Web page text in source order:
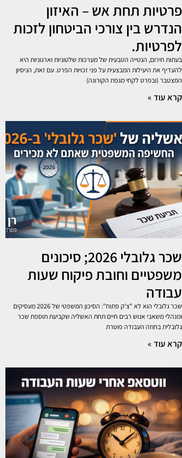
פרטיות תחת אש – האיזון
הנדרש בין צורכי הביטחון לזכות
לפרטיות.
בעתות חירום, הנטייה הטבעית של מערכות שלטוניות וארגוניות היא
להעדיף את היעילות המבצעית על פני זכויות הפרט. עם זאת, הניסיון
המצטבר (ובפרט לקחי מגפת הקורונה)
קרא עוד »
שכר גלובלי 2026; סיכונים
משפטיים וחובת פיקוח שעות
עבודה
שכר גלובלי הוא לא "צ'ק פתוח": הסיכון המשפטי של 2026 מעסיקים
ומנהלי משאבי אנוש רבים חיים תחת האשליה שקביעת תוספת שכר
גלובלית בחוזה העבודה פוטרת
קרא עוד »